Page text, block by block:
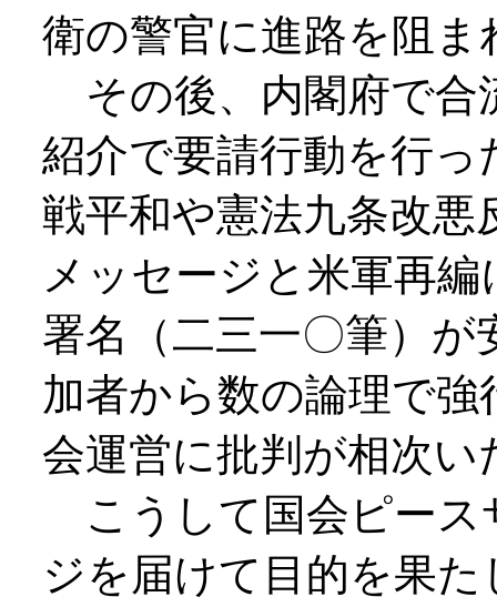
衛の警官に進路を阻
その後、内閣府で合
紹介で要請行動を行
戦平和や憲法九条改
メッセージと米軍再
署名（二三一〇筆）
加者から数の論理で
会運営に批判が相次い
こうして国会ピース
ジを届けて目的を果